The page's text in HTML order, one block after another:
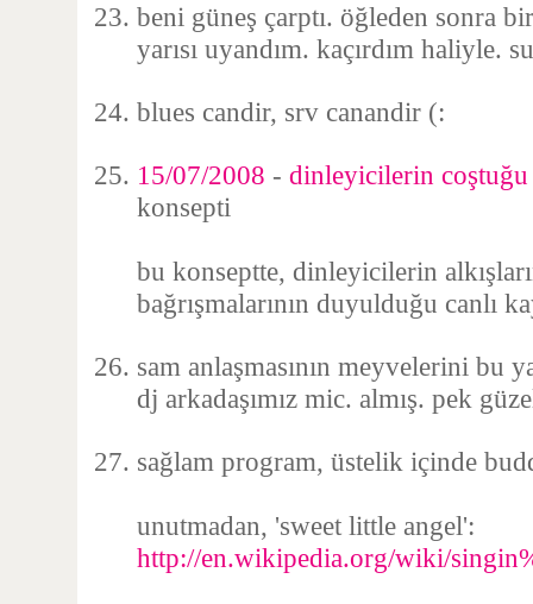
beni güneş çarptı. öğleden sonra
yarısı uyandım. kaçırdım haliyle.
blues candir, srv canandir (:
15/07/2008 - dinleyicilerin coştuğu
konsepti
bu konseptte, dinleyicilerin
bağrışmalarının duyulduğu canlı
sam anlaşmasının meyvelerini bu
dj arkadaşımız mic. almış. pek
sağlam program, üstelik içinde
unutmadan, 'sweet little angel':
http://en.wikipedia.org/wiki/